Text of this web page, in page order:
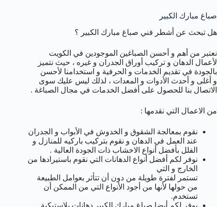
صباغ مبارك الكبير
هل تبحث عن أشطر فني صباغ مبارك الكبير ؟
نعتبر من أهم و أحسن الصباغين الموجودين في الكويت
لأعمال الدهان و تركيب أوراق الجدران و غيره ، حيث نتميز
بالجودة في تقديم الخدمات و الحرفية و استخدامنا لأحسن
و أغلى و أحدث الأدوات و المعدات ، لذلك ليس عليك سوى
الاتصال بنا للحصول على أفضل الخدمات في مجال الصباغة .
من الاعمال التي نقدمها :
نقوم بمعالجة الشقوق و الخدوش في الأبواب و الجدران
عند العمل في الدهان و نقوم بتركيب باركيه للمنازل و
الفلل بأفضل أنواع الاخشاب ذات الجودة العالية .
نوفر لكم أفضل أنواع الدهانات التي نقوم باستيرادها من
الخارج و التي
تستمر لفترة طويلة من دون أن تتأثر بعوامل الطبيعة
من حولها لأنها من أجود الأنواع التي من الممكن أن
تستخدم.
يوفر لكم أيضا صباغ مبارك الكبير دهانات بلاستيكية